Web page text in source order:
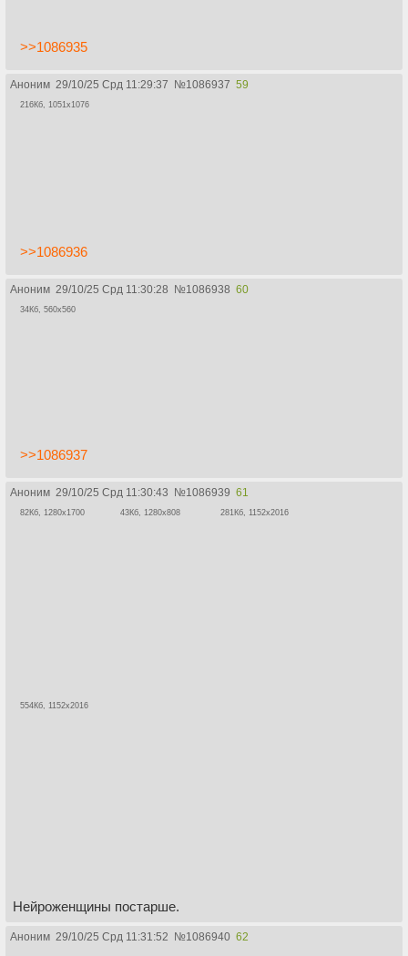
>>1086935
Аноним 29/10/25 Срд 11:29:37 №1086937 59
216Кб, 1051x1076
>>1086936
Аноним 29/10/25 Срд 11:30:28 №1086938 60
34Кб, 560x560
>>1086937
Аноним 29/10/25 Срд 11:30:43 №1086939 61
82Кб, 1280x1700 43Кб, 1280x808 281Кб, 1152x2016
554Кб, 1152x2016
Нейроженщины постарше.
Аноним 29/10/25 Срд 11:31:52 №1086940 62